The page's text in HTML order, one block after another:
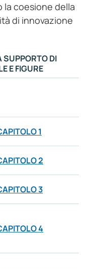
la coesione della
di innovazione
SUPPORTO DI
E FIGURE
1
2
3
4